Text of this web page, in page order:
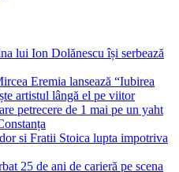
lui Ion Dolănescu își serbează
Eremia lansează “Iubirea
artistul lângă el pe viitor
petrecere de 1 mai pe un yaht
si Fratii Stoica lupta impotriva
25 de ani de carieră pe scena